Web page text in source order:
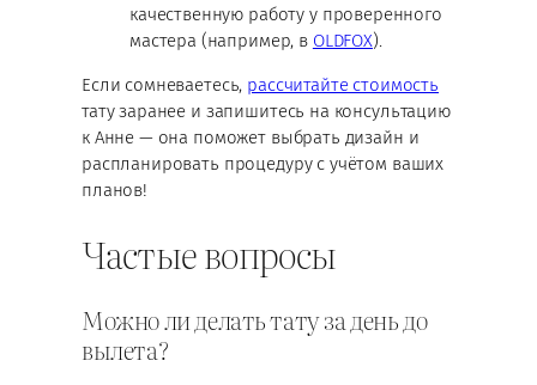
качественную работу у проверенного
мастера (например, в OLDFOX).
Если сомневаетесь, рассчитайте стоимость
тату заранее и запишитесь на консультацию
к Анне — она поможет выбрать дизайн и
распланировать процедуру с учётом ваших
планов!
Частые вопросы
Можно ли делать тату за день до
вылета?